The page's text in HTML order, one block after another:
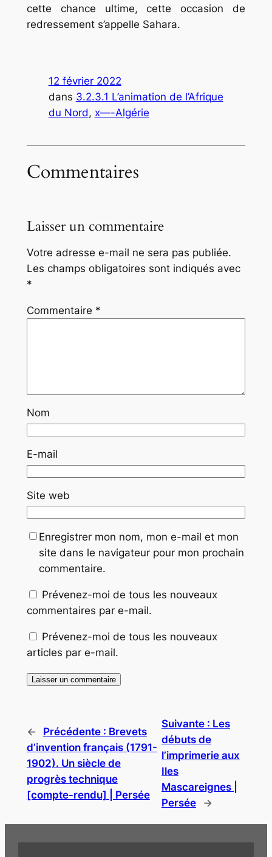
cette chance ultime, cette occasion de
redressement s’appelle Sahara.
12 février 2022
dans 3.2.3.1 L’animation de l’Afrique
du Nord, x—-Algérie
Commentaires
Laisser un commentaire
Votre adresse e-mail ne sera pas publiée.
Les champs obligatoires sont indiqués avec
*
Commentaire *
Nom
E-mail
Site web
Enregistrer mon nom, mon e-mail et mon
site dans le navigateur pour mon prochain
commentaire.
Prévenez-moi de tous les nouveaux
commentaires par e-mail.
Prévenez-moi de tous les nouveaux
articles par e-mail.
← Précédente : Brevets
d’invention français (1791-
1902). Un siècle de
progrès technique
[compte-rendu] | Persée
Suivante : Les
débuts de
l’imprimerie aux
Iles
Mascareignes |
Persée
→